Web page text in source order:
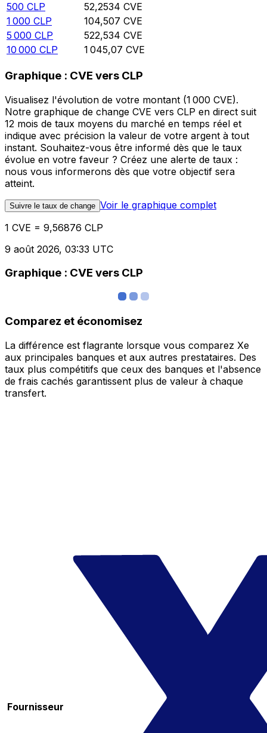
500 CLP 52,2534 CVE
1 000 CLP 104,507 CVE
5 000 CLP 522,534 CVE
10 000 CLP 1 045,07 CVE
Graphique : CVE vers CLP
Visualisez l'évolution de votre montant (1 000 CVE).
Notre graphique de change CVE vers CLP en direct suit
12 mois de taux moyens du marché en temps réel et
indique avec précision la valeur de votre argent à tout
instant. Souhaitez-vous être informé dès que le taux
évolue en votre faveur ? Créez une alerte de taux :
nous vous informerons dès que votre objectif sera
atteint.
Suivre le taux de change Voir le graphique complet
1 CVE = 9,56876 CLP
9 août 2026, 03:33 UTC
Graphique : CVE vers CLP
Comparez et économisez
La différence est flagrante lorsque vous comparez Xe
aux principales banques et aux autres prestataires. Des
taux plus compétitifs que ceux des banques et l'absence
de frais cachés garantissent plus de valeur à chaque
transfert.
Fournisseur